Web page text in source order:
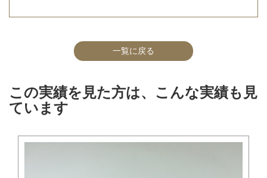
一覧に戻る
この実績を見た方は、こんな実績も見
ています